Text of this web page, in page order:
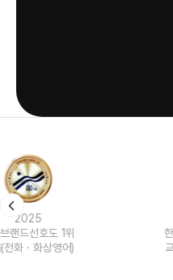
한국브랜드선호도 1위
교육(전화ㆍ화상영어)